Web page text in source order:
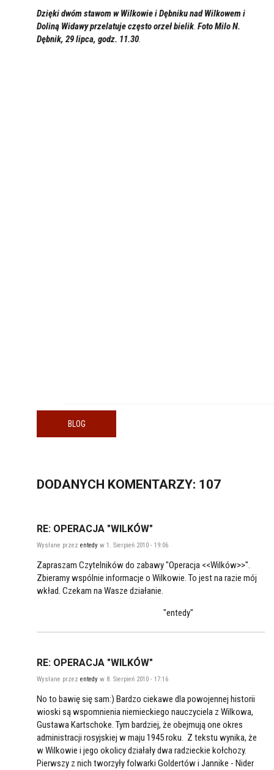
Dzięki dwóm stawom w Wilkowie i Dębniku nad Wilkowem i
Doliną Widawy przelatuje częstoorzeł bielik. Foto Milo N.
Dębnik, 29 lipca, godz. 11.30.
BLOG
DODANYCH KOMENTARZY: 107
RE: OPERACJA "WILKÓW"
Wysłane przez entedy w 1. Sierpień 2010 - 19:06
Zapraszam Czytelników do zabawy "Operacja <<Wilków>>".
Zbieramy wspólnie informacje o Wilkowie. To jest na razie mój
wkład. Czekam na Wasze działanie.
"entedy"
RE: OPERACJA "WILKÓW"
Wysłane przez entedy w 8. Sierpień 2010 - 17:16
No to bawię się sam:) Bardzo ciekawe dla powojennej historii
wioski są wspomnienia niemieckiego nauczyciela z Wilkowa,
Gustawa Kartschoke. Tym bardziej, że obejmują one okres
administracji rosyjskiej w maju 1945 roku. Z tekstu wynika, że
w Wilkowie i jego okolicy działały dwa radzieckie kołchozy.
Pierwszy z nich tworzyły folwarki Goldertów i Jannike - Nider